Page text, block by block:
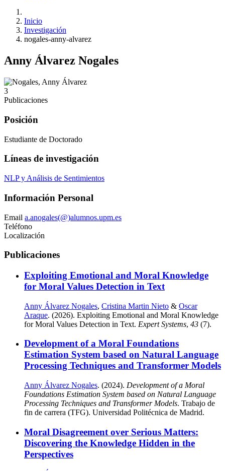
Inicio
Investigación
nogales-anny-alvarez
Anny Álvarez Nogales
3
Publicaciones
Posición
Estudiante de Doctorado
Líneas de investigación
NLP y Análisis de Sentimientos
Información Personal
Email a.anogales(@)alumnos.upm.es
Teléfono
Localización
Publicaciones
Exploiting Emotional and Moral Knowledge
for Moral Values Detection in Text
Anny Álvarez Nogales, Cristina Martin Nieto & Oscar
Araque. (2026). Exploiting Emotional and Moral Knowledge
for Moral Values Detection in Text. Expert Systems, 43 (7).
Development of a Moral Foundations
Estimation System based on Natural Language
Processing Techniques and Transformer Models
Anny Álvarez Nogales. (2024). Development of a Moral
Foundations Estimation System based on Natural Language
Processing Techniques and Transformer Models. Trabajo de
fin de carrera (TFG). Universidad Politécnica de Madrid.
Moral Disagreement over Serious Matters:
Discovering the Knowledge Hidden in the
Perspectives